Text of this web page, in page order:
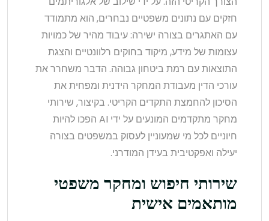
חזקים עם נתונים משפטיים נבחרים, הוא מתמודד
עם האתגרים בצורה ישירה: עיבוד מהיר של כמויות
עצומות של מידע, מיקוד בחוקים רלוונטיים והצגת
התוצאות עם רמת ביטחון גבוהה. הדבר משחרר את
עורכי הדין מעבודת המחקר הידנית ומפחית את
הסיכון להחמצת התקדים הקריטי. בקיצור, שירותי
מחקר מתקדמים המונעים על ידי AI הפכו להיות
חיוניים לכל מי שמעוניין לעסוק במשפטים בצורה
יעילה ואפקטיבית בעידן המודרני.
שירותי חיפוש ומחקר משפטי
מותאמים אישית